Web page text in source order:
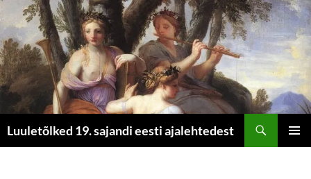
Luuletõlked 19. sajandi eesti ajalehtedest